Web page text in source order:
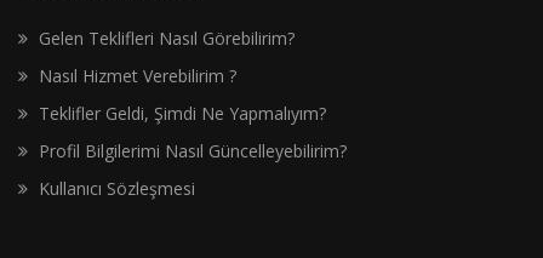
Gelen Teklifleri Nasıl Görebilirim?
Nasıl Hizmet Verebilirim ?
Teklifler Geldi, Şimdi Ne Yapmalıyım?
Profil Bilgilerimi Nasıl Güncelleyebilirim?
Kullanıcı Sözleşmesi